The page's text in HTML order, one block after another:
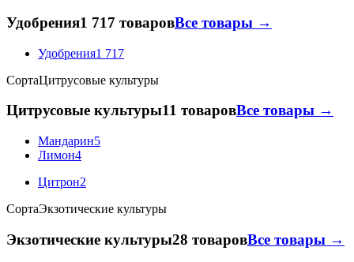
Удобрения1 717 товаровВсе товары →
Удобрения1 717
СортаЦитрусовые культуры
Цитрусовые культуры11 товаровВсе товары →
Мандарин5
Лимон4
Цитрон2
СортаЭкзотические культуры
Экзотические культуры28 товаровВсе товары →